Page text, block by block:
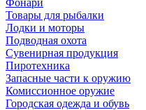
Фонари
Товары для рыбалки
Лодки и моторы
Подводная охота
Сувенирная продукция
Пиротехника
Запасные части к оружию
Комиссионное оружие
Городская одежда и обувь